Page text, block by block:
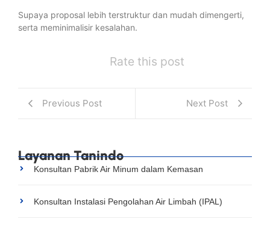
Supaya proposal lebih terstruktur dan mudah dimengerti,
serta meminimalisir kesalahan.
Rate this post
Previous Post Next Post
Layanan Tanindo
Konsultan Pabrik Air Minum dalam Kemasan
Konsultan Instalasi Pengolahan Air Limbah (IPAL)